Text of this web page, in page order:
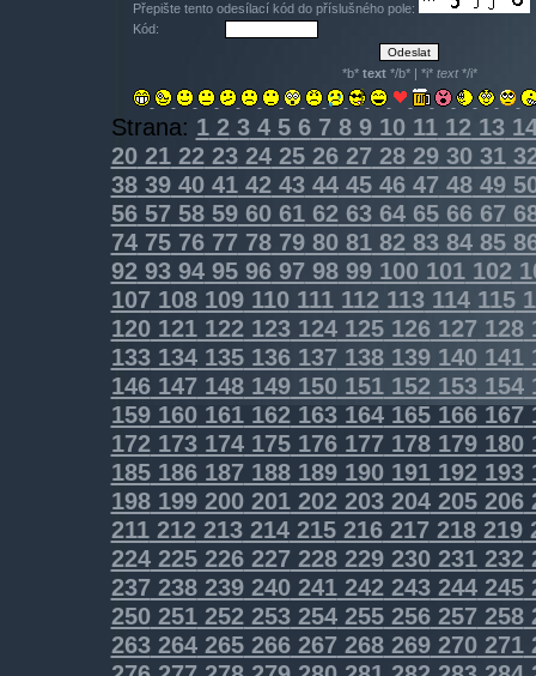
Přepište tento odesílací kód do příslušného pole:
Kód:
*b* text*/b* | *i* text*/i*
Strana: 12345678910111213
202122232425262728293031
383940414243444546474849
565758596061626364656667
747576777879808182838485
9293949596979899100101102
107108109110111112113114115
120121122123124125126127 128
133134135136137138139140 141
146147148149150151152153154
159160161162163164165166167
172173174175176177178179180
185186187188189190191192193
198199200201202203204205206
211212213214215216217218219
224225226227228229230231232
237238239240241242243244245
250251252253254255256257258
263264265266267268269270271